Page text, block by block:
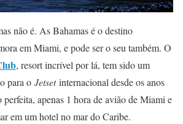
não é. As Bahamas é o destino
em Miami, e pode ser o seu também. O
, resort incrível por lá, tem sido um
para o Jetsetinternacional desde os anos
apenas 1 hora de avião de Miami e
em um hotel no mar do Caribe.